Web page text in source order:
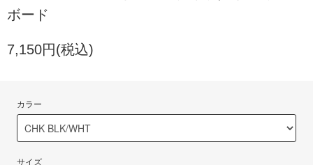
ボード
7,150円(税込)
カラー
サイズ